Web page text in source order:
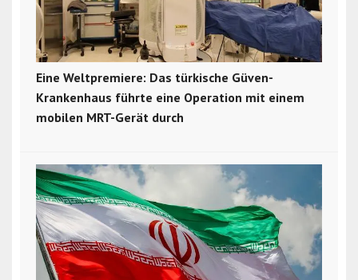
Eine Weltpremiere: Das türkische Güven-
Krankenhaus führte eine Operation mit einem
mobilen MRT-Gerät durch